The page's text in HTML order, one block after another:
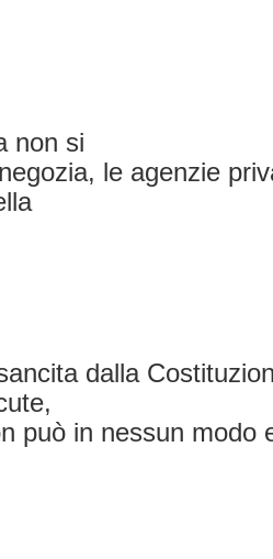
non si
le agenzie
dalla
può in nessun modo